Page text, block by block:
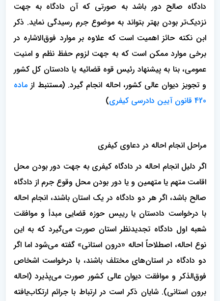
دادگاه صالح دور باشد به صورتی که آن دادگاه به جهت
نزدیک‌تر بودن بهتر بتواند به موضوع جرم رسیدگی نماید. ذکر
ابن نکته حائز اهمیت است که علاوه بر موارد فوق‌الاشاره در
برخی موارد ممکن است که به جهت لزوم حفظ نظم و امنیت
عمومی، بنا به پیشنهاد رئیس قوه قضائیه یا دادستان کل کشور
و تجویز دیوان عالی کشور، احاله انجام گیرد. (مستنبط از ماده
420 قانون آیین دادرسی کیفری
)
مراحل انجام احاله در دعاوی کیفری
اگر دلیل انجام احاله در دادگاه کیفری به جهت دور بودن محل
اقامت متهم یا متهمین و یا دور بودن محل وقوع جرم از دادگاه
صالح باشد، اگر هر دو دادگاه در یک استان باشند، انجام احاله
با درخواست دادستان یا رییس حوزه قضایی مبدأ و موافقت
شعبه اول دادگاه تجدیدنظر استان صورت می‌گیرد که به این
نوع احاله، اصطلاحاً احاله «درون استانی» گفته می‌شود اما اگر
دو دادگاه در استان‌های مختلف باشند، با درخواست اشخاص
فوق‌الذکر و موافقت دیوان عالی کشور صورت می‌پذیرد (احاله
برون استانی). شایان ذکر است در ارتباط با جرائم ارتکاب‌یافته